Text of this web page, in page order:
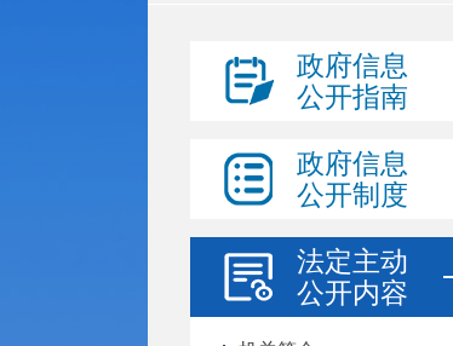
政府信息
公开指南
政府信息
公开制度
法定主动
公开内容